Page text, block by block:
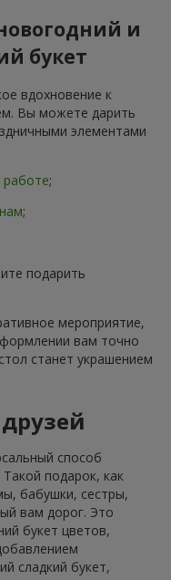
и
букет
вдохновение к
Вы можете дарить
элементами
работе;
;
подарить
мероприятие,
вам точно
станет украшением
способ
подарок, как
бабушки, сестры,
вам дорог. Это
букет цветов,
сладкий букет,